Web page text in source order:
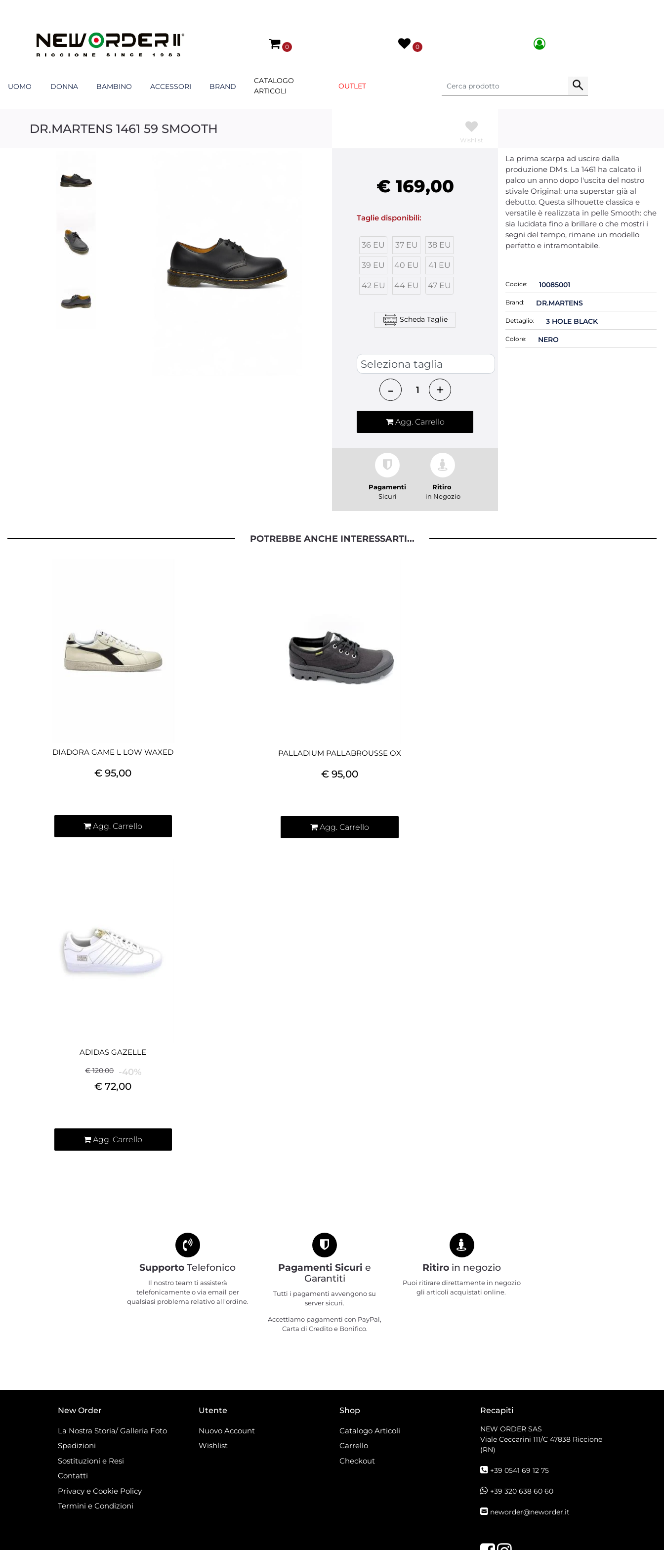
0 0
UOMO DONNA BAMBINO ACCESSORI BRAND
CATALOGO
ARTICOLI
OUTLET
DR.MARTENS 1461 59 SMOOTH
Wishlist
€ 169,00
Taglie disponibili:
36 EU 37 EU 38 EU
39 EU 40 EU 41 EU
42 EU 44 EU 47 EU
Scheda Taglie
Quantità
Agg. Carrello
Pagamenti
Sicuri
Ritiro
in Negozio
La prima scarpa ad uscire dalla
produzione DM's. La 1461 ha calcato il
palco un anno dopo l'uscita del nostro
stivale Original: una superstar già al
debutto. Questa silhouette classica e
versatile è realizzata in pelle Smooth: che
sia lucidata fino a brillare o che mostri i
segni del tempo, rimane un modello
perfetto e intramontabile.
Codice: 10085001
Brand: DR.MARTENS
Dettaglio: 3 HOLE BLACK
Colore: NERO
POTREBBE ANCHE INTERESSARTI...
DIADORA GAME L LOW WAXED
€ 95,00
Agg. Carrello
PALLADIUM PALLABROUSSE OX
€ 95,00
Agg. Carrello
ADIDAS GAZELLE
€ 120,00 -40%
€ 72,00
Agg. Carrello
Supporto Telefonico
Il nostro team ti assisterà
telefonicamente o via email per
qualsiasi problema relativo all'ordine.
Pagamenti Sicuri e
Garantiti
Tutti i pagamenti avvengono su
server sicuri.
Accettiamo pagamenti con PayPal,
Carta di Credito e Bonifico.
Ritiro in negozio
Puoi ritirare direttamente in negozio
gli articoli acquistati online.
New Order
La Nostra Storia/ Galleria Foto
Spedizioni
Sostituzioni e Resi
Contatti
Privacy e Cookie Policy
Termini e Condizioni
Utente
Nuovo Account
Wishlist
Shop
Catalogo Articoli
Carrello
Checkout
Recapiti
NEW ORDER SAS
Viale Ceccarini 111/C 47838 Riccione
(RN)
+39 0541 69 12 75
+39 320 638 60 60
neworder@neworder.it
FacebookInstagram